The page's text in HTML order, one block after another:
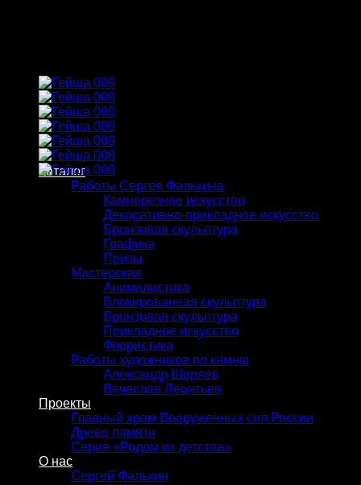
Каталог
Работы Сергея Фалькина
Камнерезное искусство
Декоративно-прикладное искусство
Бронзовая скульптура
Графика
Призы
Мастерская
Анималистика
Блокированная скульптура
Бронзовая скульптура
Прикладное искусство
Флористика
Работы художников по камню
Александр Ширяев
Вячеслав Леонтьев
Проекты
Главный храм Вооруженных сил России
Древо памяти
Серия «Родом из детства»
О нас
Сергей Фалькин